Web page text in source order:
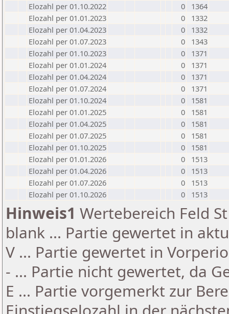
Elozahl per 01.10.2022
0
1364
Elozahl per 01.01.2023
0
1332
Elozahl per 01.04.2023
0
1332
Elozahl per 01.07.2023
0
1343
Elozahl per 01.10.2023
0
1371
Elozahl per 01.01.2024
0
1371
Elozahl per 01.04.2024
0
1371
Elozahl per 01.07.2024
0
1371
Elozahl per 01.10.2024
0
1581
Elozahl per 01.01.2025
0
1581
Elozahl per 01.04.2025
0
1581
Elozahl per 01.07.2025
0
1581
Elozahl per 01.10.2025
0
1581
Elozahl per 01.01.2026
0
1513
Elozahl per 01.04.2026
0
1513
Elozahl per 01.07.2026
0
1513
Elozahl per 01.10.2026
0 1513
Hinweis1 Wertebereich Feld
blank ... Partie gewertet in
V ... Partie gewertet in
- ... Partie nicht gewertet, da
E ... Partie vorgemerkt zur